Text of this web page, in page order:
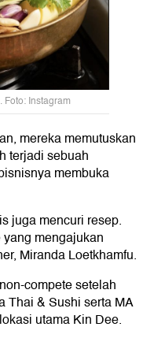
Instagram
mereka memutuskan
terjadi sebuah
membuka
juga mencuri resep.
mengajukan
Miranda Loetkhamfu.
compete setelah
Thai & Sushi serta MA
utama Kin Dee.